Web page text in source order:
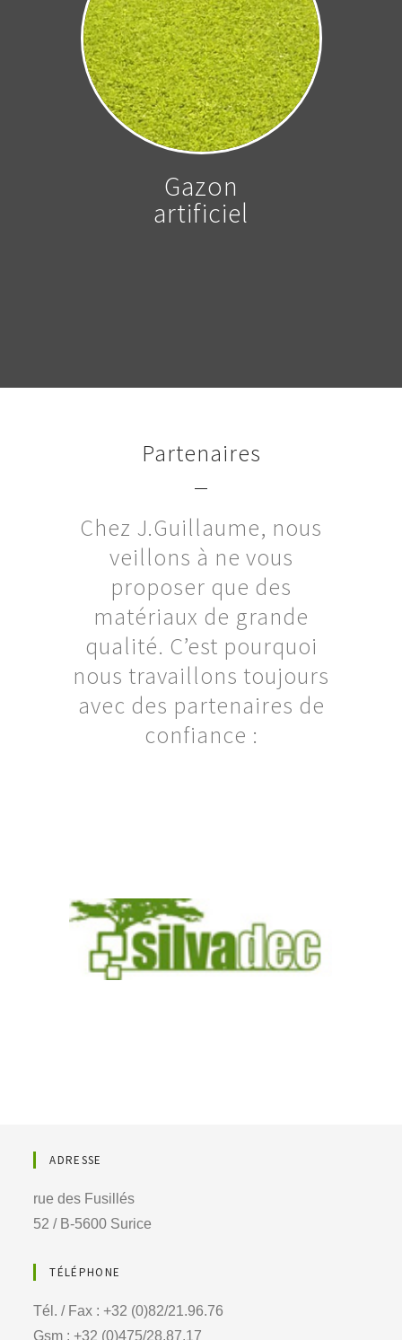
Gazon
artificiel
Partenaires
Chez J.Guillaume, nous
veillons à ne vous
proposer que des
matériaux de grande
qualité. C’est pourquoi
nous travaillons toujours
avec des partenaires de
confiance :
ADRESSE
rue des Fusillés
52 / B-5600 Surice
TÉLÉPHONE
Tél. / Fax : +32 (0)82/21.96.76
Gsm : +32 (0)475/28.87.17